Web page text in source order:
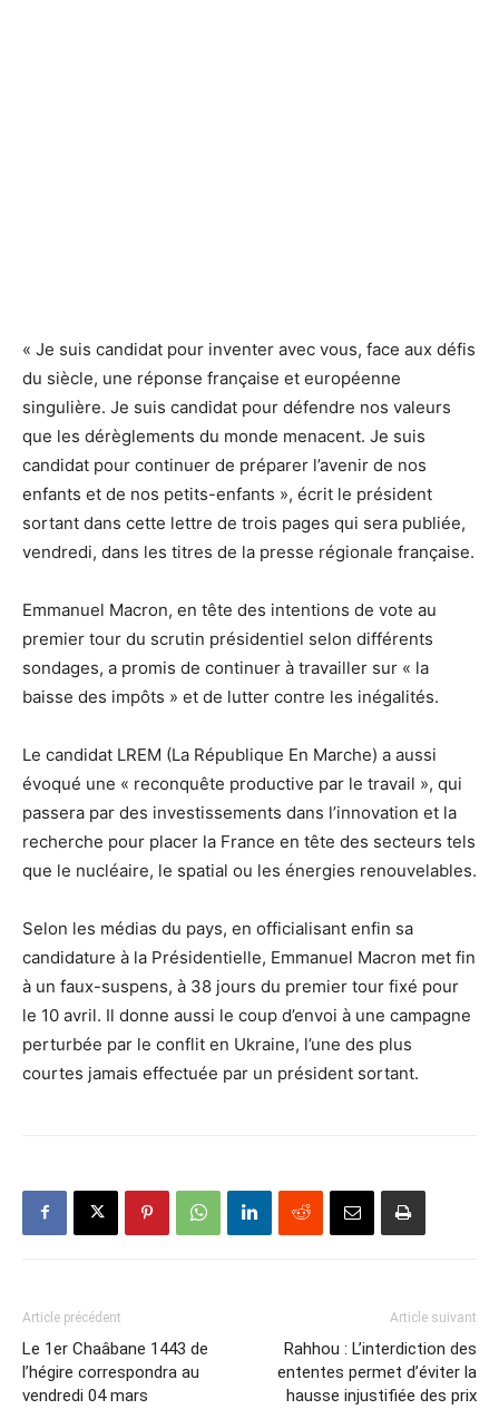
« Je suis candidat pour inventer avec vous, face aux défis
du siècle, une réponse française et européenne
singulière. Je suis candidat pour défendre nos valeurs
que les dérèglements du monde menacent. Je suis
candidat pour continuer de préparer l’avenir de nos
enfants et de nos petits-enfants », écrit le président
sortant dans cette lettre de trois pages qui sera publiée,
vendredi, dans les titres de la presse régionale française.
Emmanuel Macron, en tête des intentions de vote au
premier tour du scrutin présidentiel selon différents
sondages, a promis de continuer à travailler sur « la
baisse des impôts » et de lutter contre les inégalités.
Le candidat LREM (La République En Marche) a aussi
évoqué une « reconquête productive par le travail », qui
passera par des investissements dans l’innovation et la
recherche pour placer la France en tête des secteurs tels
que le nucléaire, le spatial ou les énergies renouvelables.
Selon les médias du pays, en officialisant enfin sa
candidature à la Présidentielle, Emmanuel Macron met fin
à un faux-suspens, à 38 jours du premier tour fixé pour
le 10 avril. Il donne aussi le coup d’envoi à une campagne
perturbée par le conflit en Ukraine, l’une des plus
courtes jamais effectuée par un président sortant.
Article précédent
Le 1er Chaâbane 1443 de
l’hégire correspondra au
vendredi 04 mars
Article suivant
Rahhou : L’interdiction des
ententes permet d’éviter la
hausse injustifiée des prix